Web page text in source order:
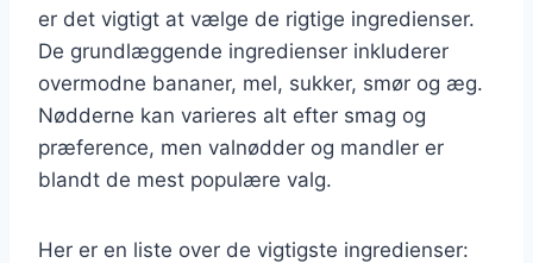
er det vigtigt at vælge de rigtige ingredienser.
De grundlæggende ingredienser inkluderer
overmodne bananer, mel, sukker, smør og æg.
Nødderne kan varieres alt efter smag og
præference, men valnødder og mandler er
blandt de mest populære valg.
Her er en liste over de vigtigste ingredienser: